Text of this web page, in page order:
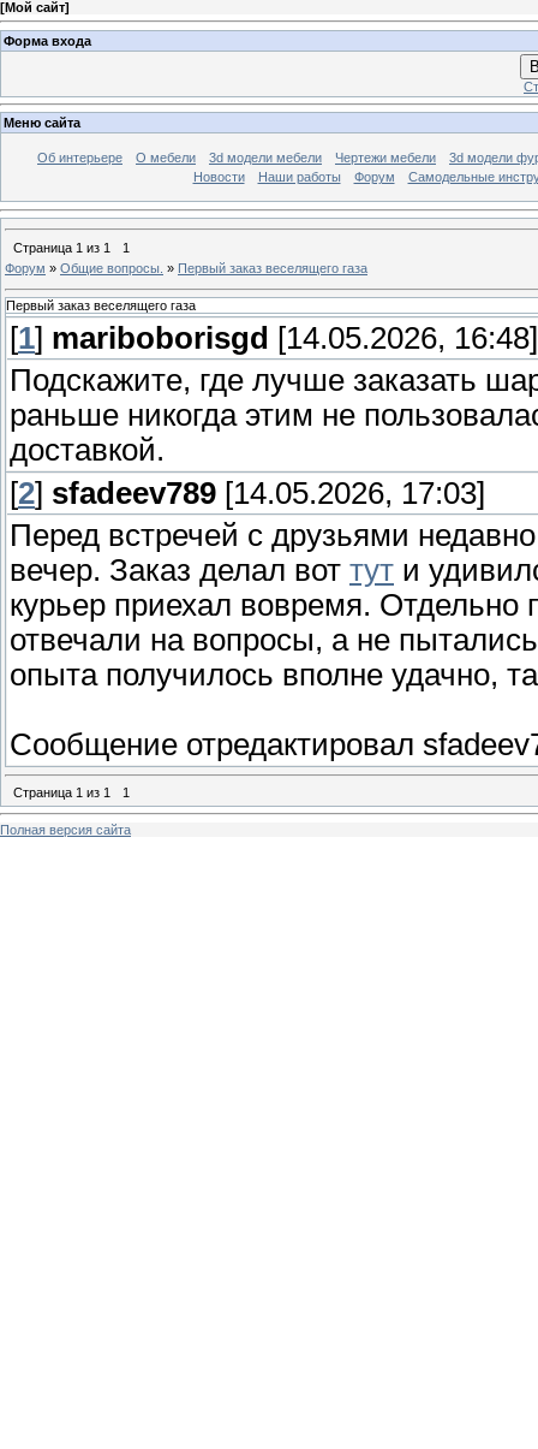
[Мой сайт]
Форма входа
Меню сайта
Об интерьере О мебели 3d модели мебели Чертежи мебели
3d модели
Новости
Наши работы Форум Самодельные
Страница 1 из 1
1
Форум » Общие вопросы. » Первый заказ веселящего газа
Первый заказ веселящего газа
[1] mariboborisgd [14.05.2026, 16:48]
Подскажите, где лучше заказать
раньше никогда этим не
доставкой.
[2] sfadeev789 [14.05.2026, 17:03]
Перед встречей с друзьями
вечер. Заказ делал вот тут и
курьер приехал вовремя. Отдельно
отвечали на вопросы, а не
опыта получилось вполне удачно,
Сообщение отредактировал
Страница 1 из 1 1
Полная версия сайта